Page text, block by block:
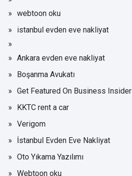
webtoon oku
istanbul evden eve nakliyat
Ankara evden eve nakliyat
Boşanma Avukatı
Get Featured On Business Insider
KKTC rent a car
Verigom
İstanbul Evden Eve Nakliyat
Oto Yıkama Yazılımı
Webtoon oku